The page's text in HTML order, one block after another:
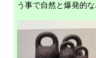
う事で自然と爆発的